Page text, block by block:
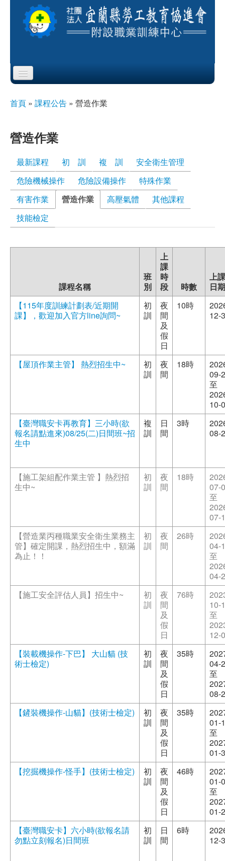
Skip to content
Skip to navigation
服務項目
公布欄
課程公告
即測即評
反應信箱
您在這裡
首頁 » 課程公告 » 營造作業
營造作業
最新課程 初 訓 複 訓
安全衛生管理
危險機械操作
危險設備操作
特殊作業
有害作業
營造作業 (作用中頁籤)
高壓氣體
其他課程
技能檢定
課程名稱
班
別
上
課
時
段
時數
上課
日期
【115年度訓練計劃表/近期開
課】，歡迎加入官方line詢問~
初
訓
夜
間
及
假
日
10時
12-
【屋頂作業主管】 熱烈招生中~
初
訓
夜
間
18時
09-
至
10-
【臺灣職安卡再教育】三小時(欲
報名請點進來)08/25(二)日間班~招
生中
複
訓
日
間
3時
08-
【施工架組配作業主管 】熱烈招
生中~
初
訓
夜
間
18時
07-
至
07-
【營造業丙種職業安全衛生業務主
管】確定開課，熱烈招生中，額滿
為止！！
初
訓
夜
間
26時
04-
至
04-
【施工安全評估人員】招生中~
初
訓
夜
間
及
假
日
76時
10-
至
12-
【裝載機操作-下巴】 大山貓 (技
術士檢定)
初
訓
夜
間
及
假
日
35時
04-
至
08-
【鏟裝機操作-山貓】(技術士檢定)
初
訓
夜
間
及
假
日
35時
01-
至
01-
【挖掘機操作-怪手】(技術士檢定)
初
訓
夜
間
及
假
日
46時
01-
至
01-
【臺灣職安卡】六小時(欲報名請
勿點立刻報名)日間班
初
訓
日
間
6時
12-